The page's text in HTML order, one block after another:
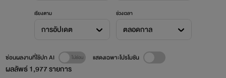
เรียงตาม
การอัปเดต
ช่วงเวลา
ตลอดกาล
ผลลัพธ์1,977รายการ
ซ่อนผลงานที่ใช้ปก AI แสดงเฉพาะโปรโมชัน